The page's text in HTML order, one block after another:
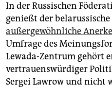
In der Russischen
genießt der
außergewöhnliche
Umfrage des
Lewada-Zentrum gehört
vertrauenswürdiger
Sergei Lawrow und nicht